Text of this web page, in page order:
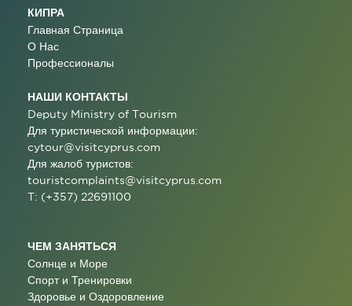
КИПРА
Главная Страница
О Нас
Профессионалы
НАШИ КОНТАКТЫ
Deputy Ministry of Tourism
Для туристической информации:
cytour@visitcyprus.com
Для жалоб туристов:
touristcomplaints@visitcyprus.com
T: (+357) 22691100
ЧЕМ ЗАНЯТЬСЯ
Солнце и Море
Спорт и Тренировки
Здоровье и Оздоровление